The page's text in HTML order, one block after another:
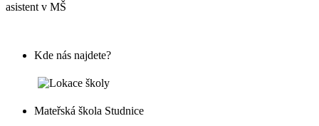
asistent v MŠ
Kde nás najdete?
Mateřská škola Studnice